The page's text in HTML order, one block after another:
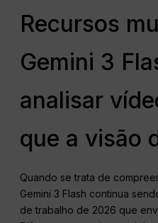
Recursos
Gemini 3
analisar
que a visão
Quando se trata de
Gemini 3 Flash continua
de trabalho de 2026 que